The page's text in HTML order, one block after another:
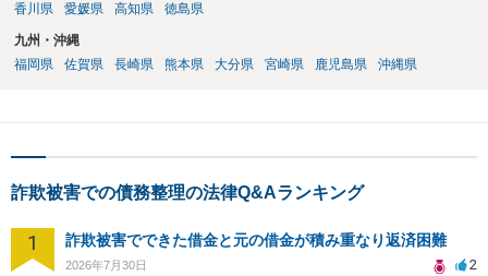
香川県
愛媛県 高知県 徳島県
九州・沖縄
福岡県
佐賀県 長崎県 熊本県 大分県 宮崎県 鹿児島県 沖縄県
詐欺被害での債務整理の法律Q&Aランキング
1 詐欺被害でできた借金と元の借金が積み重なり返済困難
2026年7月30日 2